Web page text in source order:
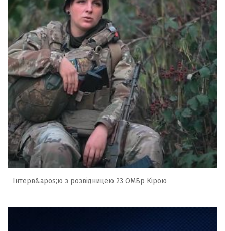
Інтерв&apos;ю з розвідницею 23 ОМБр Кірою